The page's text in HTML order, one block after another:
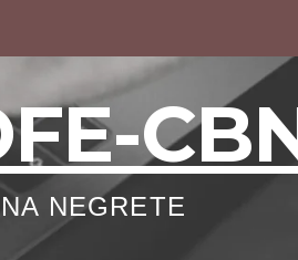
NEGRETE